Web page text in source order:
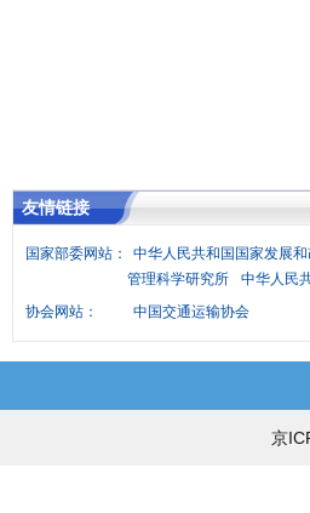
友情链接
国家部委网站： 中华人民共和国国家发展
管理科学研究所
中华人民
协会网站：
中国交通运输协会
京